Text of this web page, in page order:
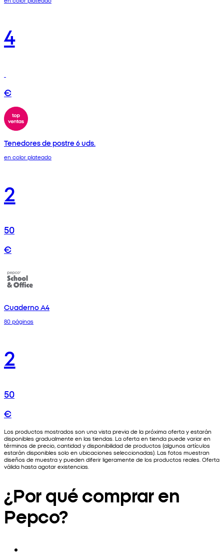
4
€
Tenedores de postre 6 uds.
en color plateado
2
50
€
Cuaderno A4
80 páginas
2
50
€
Los productos mostrados son una vista previa de la próxima oferta y estarán
disponibles gradualmente en las tiendas. La oferta en tienda puede variar en
términos de precio, cantidad y disponibilidad de productos (algunos artículos
estarán disponibles solo en ubicaciones seleccionadas). Las fotos muestran
diseños de muestra y pueden diferir ligeramente de los productos reales. Oferta
válida hasta agotar existencias.
¿Por qué comprar en
Pepco?